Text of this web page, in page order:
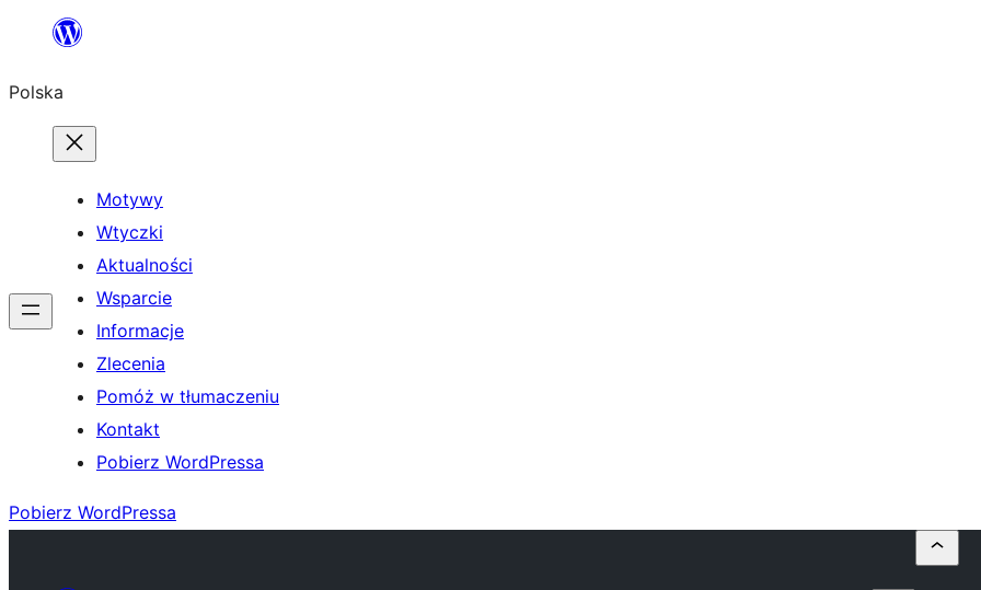
Przejdź
treści
Polska
Motywy
Wtyczki
Aktualności
Wsparcie
Informacje
Zlecenia
Pomóż w tłumaczeniu
Kontakt
Pobierz WordPressa
Pobierz WordPressa